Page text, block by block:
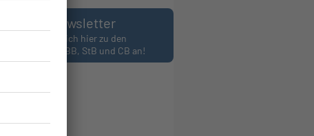
Newsletter
Melden Sie sich hier zu den
Newslettern des BB, StB und CB an!